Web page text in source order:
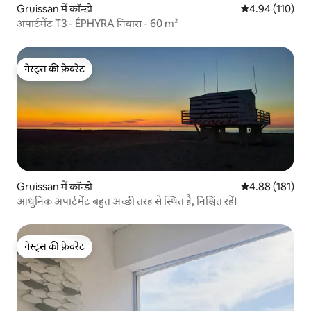
Gruissan में कॉन्डो औसत रेटिंग 5 में से
4.94 (110)
अपार्टमेंट T3 - ÉPHYRA निवास - 60 m²
गेस्ट्स की फ़ेवरेट
गेस्ट्स की फ़ेवरेट
Gruissan में कॉन्डो औसत रेटिंग 5 में से
4.88 (181)
आधुनिक अपार्टमेंट बहुत अच्छी तरह से स्थित है, निश्चिंत रहें।
गेस्ट्स की फ़ेवरेट
गेस्ट्स की फ़ेवरेट